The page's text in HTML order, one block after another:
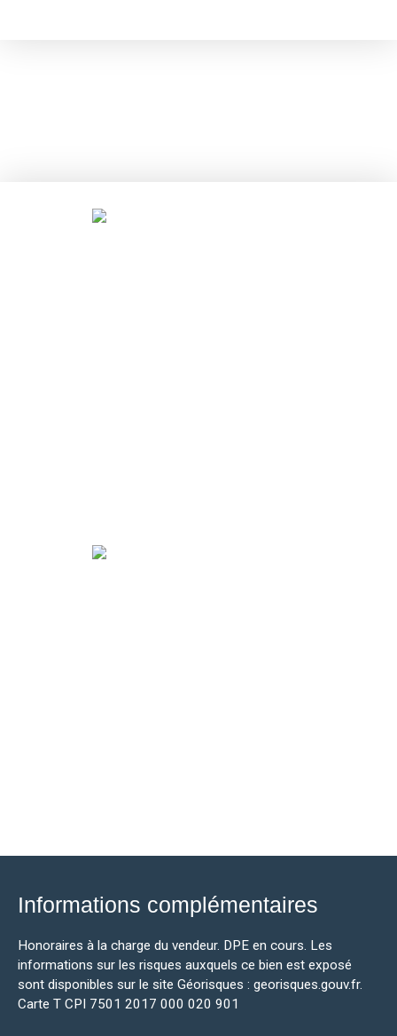
Informations complémentaires
Honoraires à la charge du vendeur. DPE en cours. Les
informations sur les risques auxquels ce bien est exposé
sont disponibles sur le site Géorisques : georisques.gouv.fr.
Carte T CPI 7501 2017 000 020 901